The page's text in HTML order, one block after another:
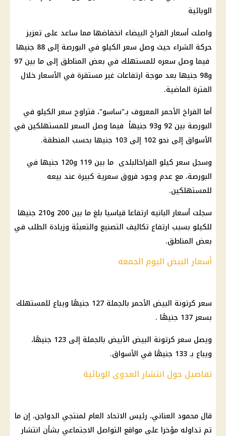
واصلت أسعار الفراخ البيضاء انخفاضها مما ساعد على تعزيز
حركة الشراء حيث وصل سعر الكيلو في البورصة إلى 88 جنيها
فيما وصل سعره للمستهلك في بعض المناطق إلى ما بين 97
و98 جنيها بعد موجة ارتفاعات غير مستقرة في الأسعار خلال
الفترة الماضية.
أما الفراخ الأحمر المعروف بـ"ساسو"، فتراوح سعر الكيلو في
البورصة بين 92 و93 جنيهاً فيما وصل السعر للمستهلكين في
الأسواق إلى نحو 102 إلى 103 جنيها بحسب المنطقة.
وسجل سعر كيلو الفراخالبلدى ما بين 119 و120 جنيها في
البورصة، مع عدم وجود فروق سعرية كبيرة عند بيعه
للمستهلكين.
سجلت أسعار البانيه ارتفاعا قياسيا بلغ ما بين 200 و210 جنيها
للكيلو بسبب ارتفاع تكاليف التصنيع والتعبئة وزيادة الطلب في
بعض المناطق.
أسعار البيض اليوم الجمعه
سعر كرتونة البيض الأحمر بالجملة 127 جنيهًا ويباع للمستهلك
بسعر 137 جنيهًا .
ويصل سعر كرتونة البيض الأبيض بالجملة إلى 123 جنيهًا،
ويباع بـ 133 جنيهًا في الأسواق.
تفاصيل حول انتشار العدوى الوبائية
قال محمود العناني، رئيس الاتحاد العام لمنتجي الدواجن، إن ما
تم تداوله مؤخرا على مواقع التواصل الاجتماعي بشأن انتشار